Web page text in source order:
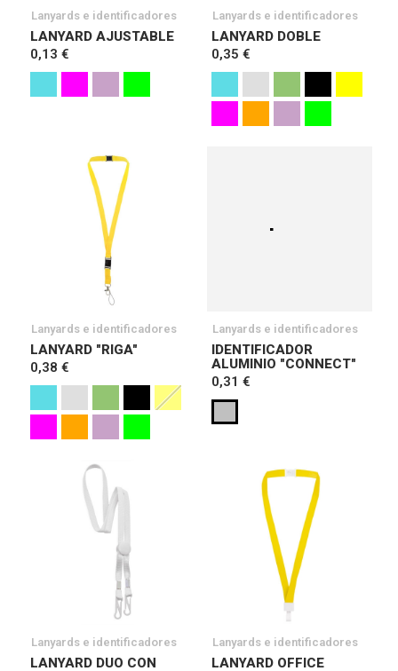
Lanyards e identificadores
LANYARD AJUSTABLE
0,13 €
Lanyards e identificadores
LANYARD DOBLE
0,35 €
Lanyards e identificadores
LANYARD "RIGA"
0,38 €
Lanyards e identificadores
IDENTIFICADOR
ALUMINIO "CONNECT"
0,31 €
Lanyards e identificadores
LANYARD DUO CON
Lanyards e identificadores
LANYARD OFFICE